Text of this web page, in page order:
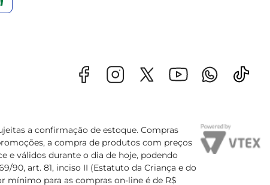
a confirmação de estoque. Compras
a compra de produtos com preços
e válidos durante o dia de hoje, podendo
90, art. 81, inciso II (Estatuto da Criança e do
mínimo para as compras on-line é de R$